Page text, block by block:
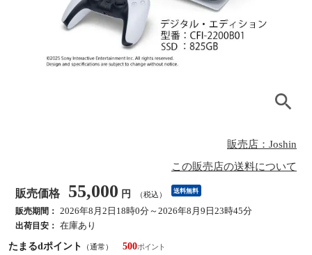
販売店：Joshin
この販売店の送料について
販売価格 55,000 円 （税込） 送料無料
販売期間： 2026年8月2日18時0分～2026年8月9日23時45分
出荷目安： 在庫あり
たまるdポイント
（通常）
500